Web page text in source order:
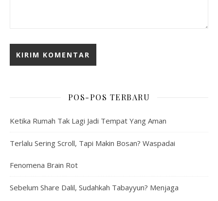
POS-POS TERBARU
Ketika Rumah Tak Lagi Jadi Tempat Yang Aman
Terlalu Sering Scroll, Tapi Makin Bosan? Waspadai
Fenomena Brain Rot
Sebelum Share Dalil, Sudahkah Tabayyun? Menjaga